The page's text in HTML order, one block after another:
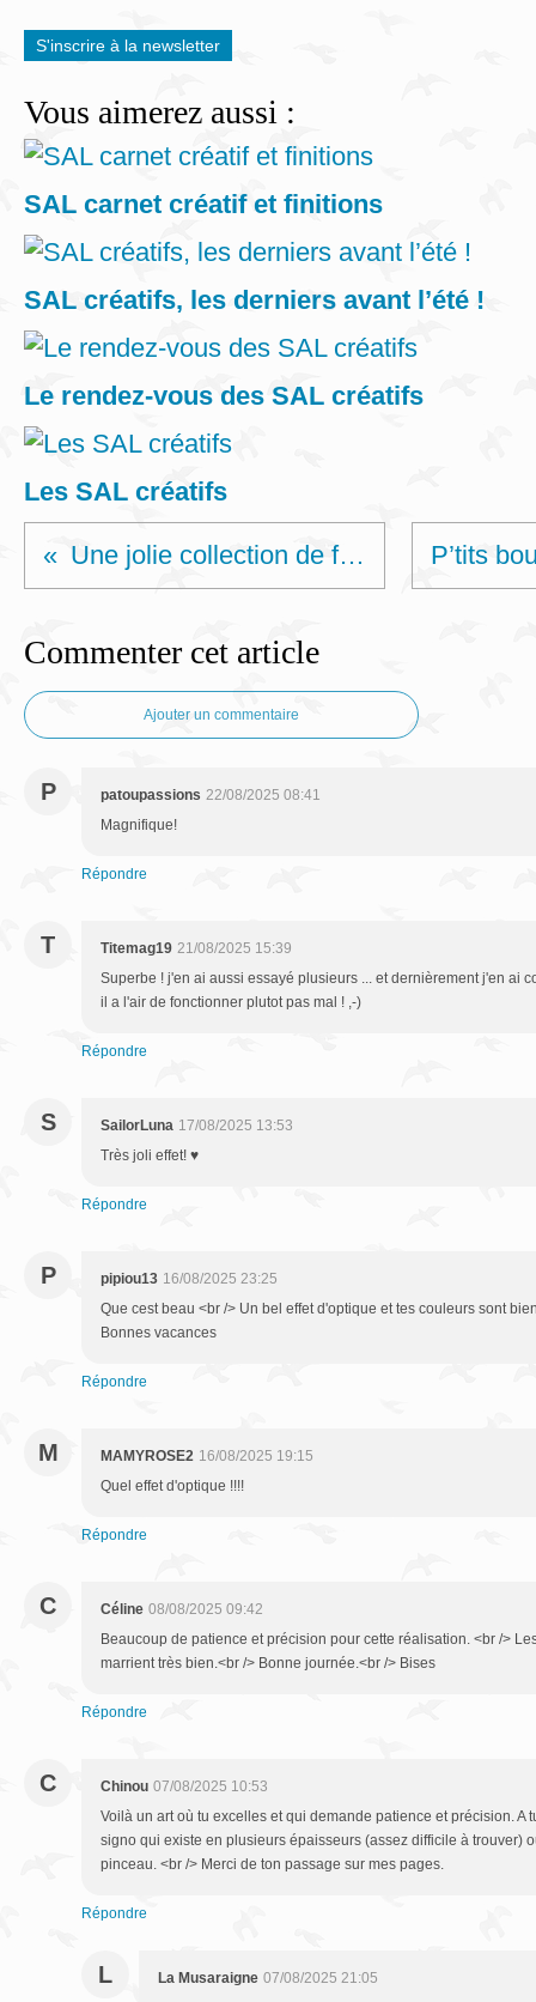
S'inscrire à la newsletter
Vous aimerez aussi :
SAL carnet créatif et finitions
SAL créatifs, les derniers avant l’été !
Le rendez-vous des SAL créatifs
Les SAL créatifs
Une jolie collection de fils....
Commenter cet article
Ajouter un commentaire
P patoupassions 22/08/2025 08:41
Magnifique!
Répondre
T Titemag19 21/08/2025 15:39
Superbe ! j'en ai aussi essayé plusieurs ... et dernièrement j'en ai
il a l'air de fonctionner plutot pas mal ! ,-)
Répondre
S SailorLuna 17/08/2025 13:53
Très joli effet! ♥
Répondre
P pipiou13 16/08/2025 23:25
Que cest beau <br /> Un bel effet d'optique et tes couleurs sont
Bonnes vacances
Répondre
M MAMYROSE2 16/08/2025 19:15
Quel effet d'optique !!!!
Répondre
C Céline 08/08/2025 09:42
Beaucoup de patience et précision pour cette réalisation. <br />
marrient très bien.<br /> Bonne journée.<br /> Bises
Répondre
C Chinou 07/08/2025 10:53
Voilà un art où tu excelles et qui demande patience et précision. A
signo qui existe en plusieurs épaisseurs (assez difficile à trouver)
pinceau. <br /> Merci de ton passage sur mes pages.
Répondre
L La Musaraigne 07/08/2025 21:05